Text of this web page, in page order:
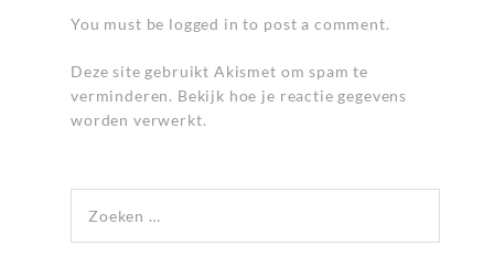
You must be logged in to post a comment.
Deze site gebruikt Akismet om spam te
verminderen. Bekijk hoe je reactie gegevens
worden verwerkt.